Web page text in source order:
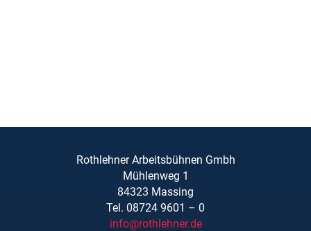
Rothlehner Arbeitsbühnen Gmbh
Mühlenweg 1
84323 Massing
Tel. 08724 9601 – 0
info@rothlehner.de